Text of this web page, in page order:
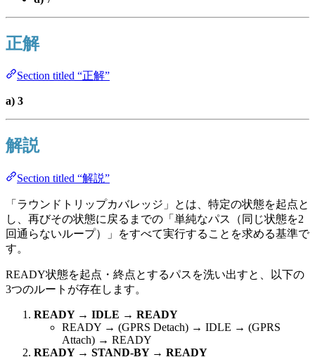
正解
Section titled “正解”
a) 3
解説
Section titled “解説”
「ラウンドトリップカバレッジ」とは、特定の状態を起点と
し、再びその状態に戻るまでの「単純なパス（同じ状態を2
回通らないループ）」をすべて実行することを求める基準で
す。
READY状態を起点・終点とするパスを洗い出すと、以下の
3つのルートが存在します。
READY → IDLE → READY
READY → (GPRS Detach) → IDLE → (GPRS
Attach) → READY
READY → STAND-BY → READY